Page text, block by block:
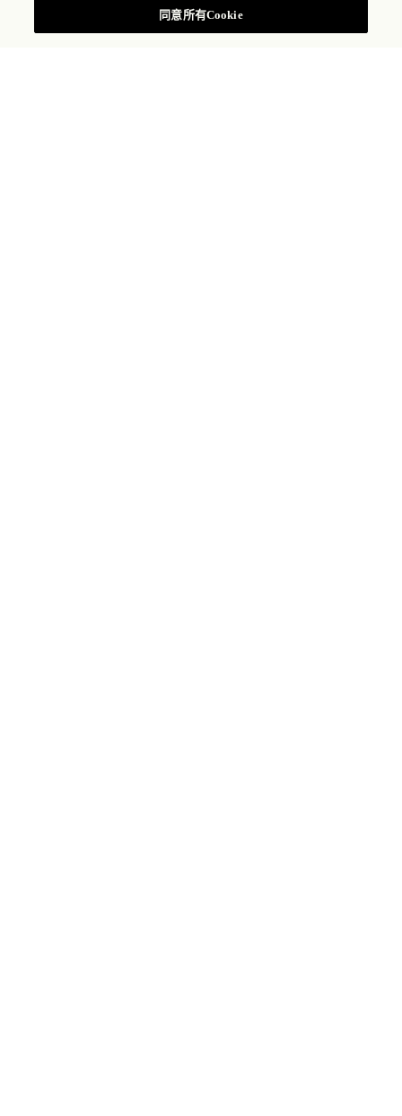
同意所有Cookie